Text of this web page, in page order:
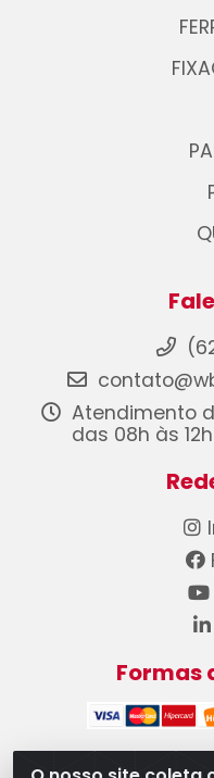
Atendimento
das 08h às
Formas